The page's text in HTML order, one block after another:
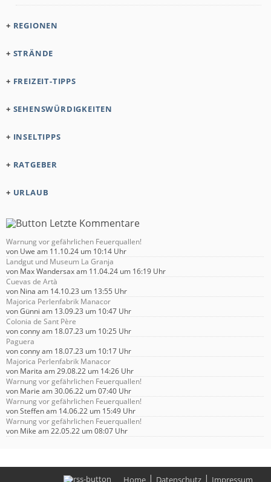
+ REGIONEN
+ STRÄNDE
+ FREIZEIT-TIPPS
+ SEHENSWÜRDIGKEITEN
+ INSELTIPPS
+ RATGEBER
+ URLAUB
Warnung vor gefährlichen Feuerquallen!
von Uwe am 11.10.24 um 10:14 Uhr
Landgut und Museum La Granja
von Max Wandersaxam 11.04.24 um 16:19 Uhr
Cuevas de Artà
von Nina am 14.10.23 um 13:55 Uhr
Majorica Perlenfabrik Manacor
vonGünni am 13.09.23 um 10:47 Uhr
Colonia de Sant Père
vonconnyam 18.07.23 um 10:25 Uhr
Paguera
vonconnyam 18.07.23 um 10:17 Uhr
Majorica Perlenfabrik Manacor
von Marita am 29.08.22 um 14:26 Uhr
Warnung vor gefährlichen Feuerquallen!
von Marie am 30.06.22 um 07:40 Uhr
Warnung vor gefährlichen Feuerquallen!
vonSteffenam 14.06.22 um 15:49 Uhr
Warnung vor gefährlichen Feuerquallen!
von Mike am 22.05.22 um 08:07 Uhr
Home | Datenschutz | Impressum